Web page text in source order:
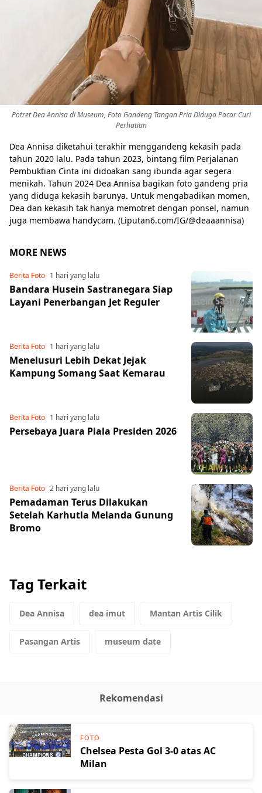
Potret Dea Annisa di Museum, Foto Gandeng Tangan Pria Diduga Pacar Curi
Perhatian
Dea Annisa diketahui terakhir menggandeng kekasih pada
tahun 2020 lalu. Pada tahun 2023, bintang film Perjalanan
Pembuktian Cinta ini didoakan sang ibunda agar segera
menikah. Tahun 2024 Dea Annisa bagikan foto gandeng pria
yang diduga kekasih barunya. Untuk mengabadikan momen,
Dea dan kekasih tak hanya memotret dengan ponsel, namun
juga membawa handycam. (Liputan6.com/IG/@deaaannisa)
MORE NEWS
Berita Foto 1 hari yang lalu
Bandara Husein Sastranegara Siap
Layani Penerbangan Jet Reguler
Berita Foto 1 hari yang lalu
Menelusuri Lebih Dekat Jejak
Kampung Somang Saat Kemarau
Berita Foto 1 hari yang lalu
Persebaya Juara Piala Presiden 2026
Berita Foto 2 hari yang lalu
Pemadaman Terus Dilakukan
Setelah Karhutla Melanda Gunung
Bromo
Tag Terkait
Dea Annisa dea imut Mantan Artis Cilik
Pasangan Artis museum date
Rekomendasi
FOTO
Chelsea Pesta Gol 3-0 atas AC
Milan